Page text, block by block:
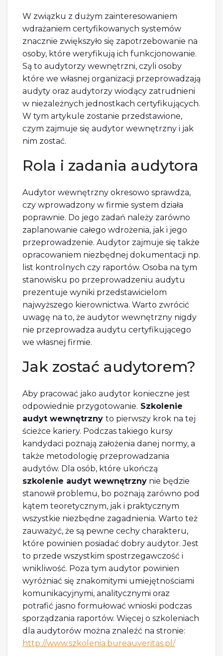
W związku z dużym zainteresowaniem
wdrażaniem certyfikowanych systemów
znacznie zwiększyło się zapotrzebowanie na
osoby, które weryfikują ich funkcjonowanie.
Są to audytorzy wewnętrzni, czyli osoby
które we własnej organizacji przeprowadzają
audyty oraz audytorzy wiodący zatrudnieni
w niezależnych jednostkach certyfikujących.
W tym artykule zostanie przedstawione,
czym zajmuje się audytor wewnętrzny i jak
nim zostać.
Rola i zadania audytora
Audytor wewnętrzny okresowo sprawdza,
czy wprowadzony w firmie system działa
poprawnie. Do jego zadań należy zarówno
zaplanowanie całego wdrożenia, jak i jego
przeprowadzenie. Audytor zajmuje się także
opracowaniem niezbędnej dokumentacji np.
list kontrolnych czy raportów. Osoba na tym
stanowisku po przeprowadzeniu audytu
prezentuje wyniki przedstawicielom
najwyższego kierownictwa. Warto zwrócić
uwagę na to, że audytor wewnętrzny nigdy
nie przeprowadza audytu certyfikującego
we własnej firmie.
Jak zostać audytorem?
Aby pracować jako audytor konieczne jest
odpowiednie przygotowanie. Szkolenie
audyt wewnętrzny to pierwszy krok na tej
ścieżce kariery. Podczas takiego kursy
kandydaci poznają założenia danej normy, a
także metodologię przeprowadzania
audytów. Dla osób, które ukończą
szkolenie audyt wewnętrzny nie będzie
stanowił problemu, bo poznają zarówno pod
kątem teoretycznym, jak i praktycznym
wszystkie niezbędne zagadnienia. Warto też
zauważyć, że są pewne cechy charakteru,
które powinien posiadać dobry audytor. Jest
to przede wszystkim spostrzegawczość i
wnikliwość. Poza tym audytor powinien
wyróżniać się znakomitymi umiejętnościami
komunikacyjnymi, analitycznymi oraz
potrafić jasno formułować wnioski podczas
sporządzania raportów. Więcej o szkoleniach
dla audytorów można znaleźć na stronie:
http://www.szkolenia.bureauveritas.pl/